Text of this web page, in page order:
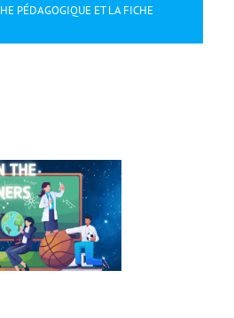
PÉDAGOGIQUE ET LA FICHE